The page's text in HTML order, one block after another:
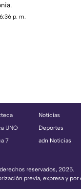
p. m.
UNO
7
Noticias
Deportes
adn Noticias
reservados, 2025.
previa, expresa y por